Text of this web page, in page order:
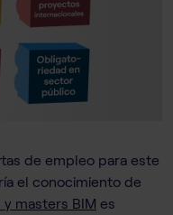
de empleo para este
el conocimiento de
masters BIM es